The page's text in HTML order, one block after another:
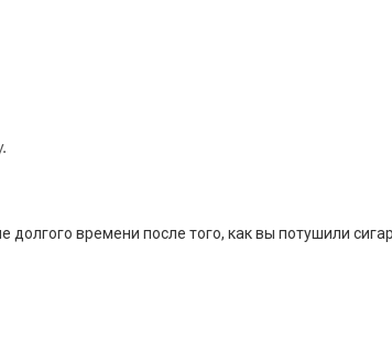
времени после того, как вы потушили